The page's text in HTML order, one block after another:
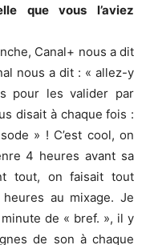
que vous l’aviez
Canal+ nous a dit
nous a dit : « allez-y
pour les valider par
disait à chaque fois :
» ! C’est cool, on
4 heures avant sa
tout, on faisait tout
au mixage. Je
de « bref. », il y
de son à chaque